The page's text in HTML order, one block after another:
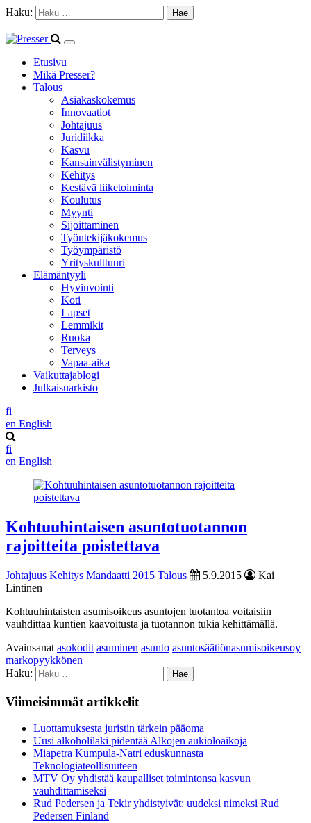
Haku:
Etusivu
Mikä Presser?
Talous
Asiakaskokemus
Innovaatiot
Johtajuus
Juridiikka
Kasvu
Kansainvälistyminen
Kehitys
Kestävä liiketoiminta
Koulutus
Myynti
Sijoittaminen
Työntekijäkokemus
Työympäristö
Yrityskulttuuri
Elämäntyyli
Hyvinvointi
Koti
Lapset
Lemmikit
Ruoka
Terveys
Vapaa-aika
Vaikuttajablogi
Julkaisuarkisto
fi
en English
fi
en English
Kohtuuhintaisen asuntotuotannon
rajoitteita poistettava
Johtajuus Kehitys Mandaatti 2015 Talous 5.9.2015
Kai
Lintinen
Kohtuuhintaisten asumisoikeus asuntojen tuotantoa voitaisiin
vauhdittaa kuntien kaavoitusta ja tuotannon tukia kehittämällä.
Avainsanat asokodit asuminen asunto asuntosäätiönasumisoikeusoy
markopyykkönen
Haku:
Viimeisimmät artikkelit
Luottamuksesta juristin tärkein pääoma
Uusi alkoholilaki pidentää Alkojen aukioloaikoja
Miapetra Kumpula-Natri eduskunnasta
Teknologiateollisuuteen
MTV Oy yhdistää kaupalliset toimintonsa kasvun
vauhdittamiseksi
Rud Pedersen ja Tekir yhdistyivät: uudeksi nimeksi Rud
Pedersen Finland